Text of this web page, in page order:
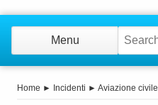
Menu
Home ► Incidenti ► Aviazione civile